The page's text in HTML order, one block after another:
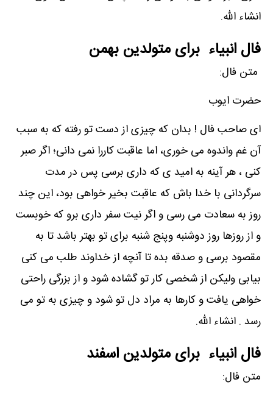
انشاء الله.
فال انبیاء برای متولدین بهمن
متن فال:
حضرت ایوب
ای صاحب فال ! بدان که چیزی از دست تو رفته که به سبب
آن غم واندوه می خوری، اما عاقبت کاررا نمی دانی؛ اگر صبر
کنی ، هر آینه به امید ی که داری برسی پس در مدت
سرگردانی با خدا باش که عاقبت بخیر خواهی بود، این چند
روز به سعادت می رسی و اگر نیت سفر داری برو که خوبست
و از روزها روز دوشنبه وپنج شنبه برای تو بهتر باشد تا به
مقصود برسی و صدقه بده تا آنچه از خداوند طلب می کنی
بیابی ولیکن از شخصی کار تو گشاده شود و از بزرگی راحتی
خواهی یافت و کارها به مراد دل تو شود و چیزی به تو می
رسد . انشاء الله.
فال انبیاء برای متولدین اسفند
متن فال: